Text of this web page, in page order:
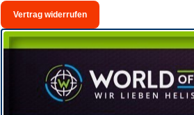
Vertrag widerrufen